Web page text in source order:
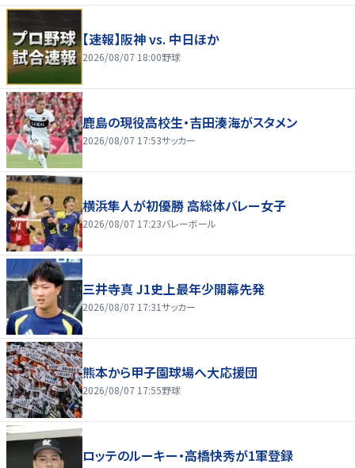
【速報】阪神 vs. 中日ほか
2026/08/07 18:00野球
鹿島の現役高校生・吉田湊海がスタメン
2026/08/07 17:53サッカー
横浜隼人が初優勝 高総体バレー女子
2026/08/07 17:23バレーボール
三井寺真 J1史上最年少開幕先発
2026/08/07 17:31サッカー
熊本から甲子園球場へ大応援団
2026/08/07 17:55野球
ロッテのルーキー・高橋快秀が1軍登録